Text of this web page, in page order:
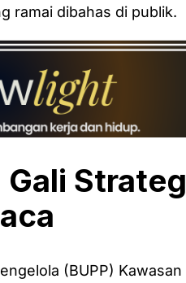
ramai dibahas di publik.
(BUPP)